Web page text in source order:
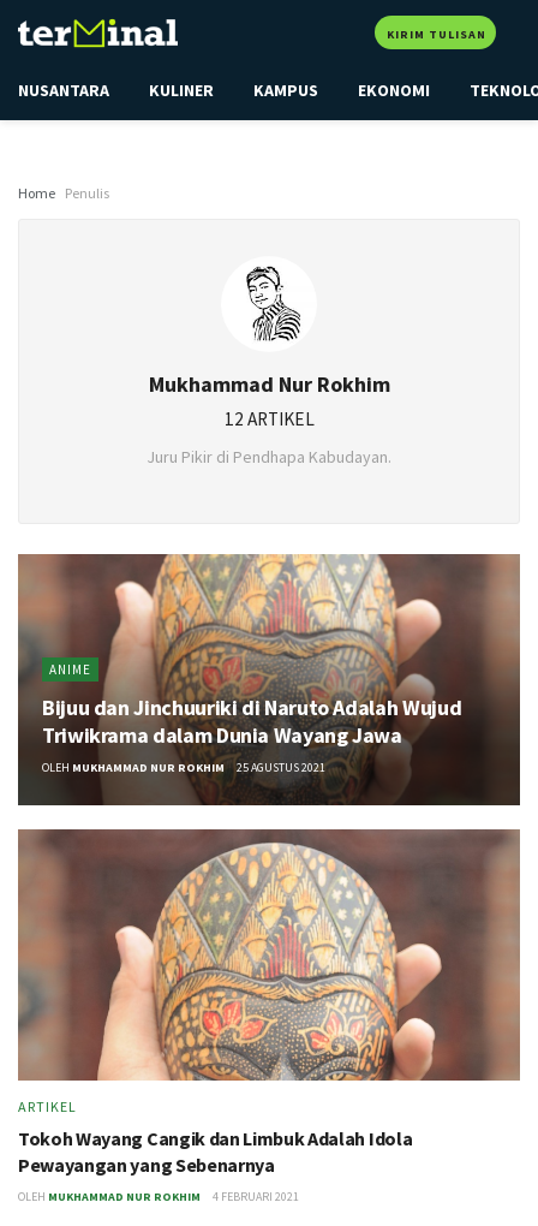
KIRIM TULISAN
NUSANTARA KULINER KAMPUS EKONOMI
Home Penulis
Mukhammad Nur Rokhim
12 ARTIKEL
Juru Pikir di Pendhapa Kabudayan.
ANIME
Bijuu dan Jinchuuriki di Naruto Adalah Wujud
Triwikrama dalam Dunia Wayang Jawa
OLEH MUKHAMMAD NUR ROKHIM 25 AGUSTUS 2021
ARTIKEL
Tokoh Wayang Cangik dan Limbuk Adalah Idola
Pewayangan yang Sebenarnya
OLEH MUKHAMMAD NUR ROKHIM 4 FEBRUARI 2021